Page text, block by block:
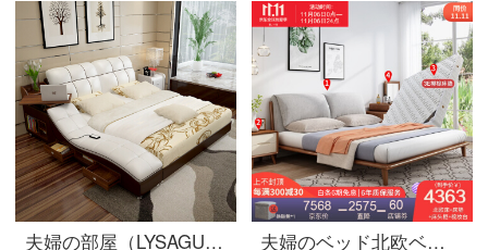
夫婦の部屋（LYSAGUN）ベッドの皮のベッドのダブルベッドの近代的な柔らかいベッドの畳のベッドはマッサージの物の結婚式ベッドのアップグレード版のベッドを持ちます+マットレスの1800*2000
夫婦のベッド北欧ベッドのダブルベッド1.8メートルのシンプルなベッドルームで、布芸ベッドの逸品家具ベッド+マットレス+マットレス1つ+008化粧台のベンチセット1500*2000